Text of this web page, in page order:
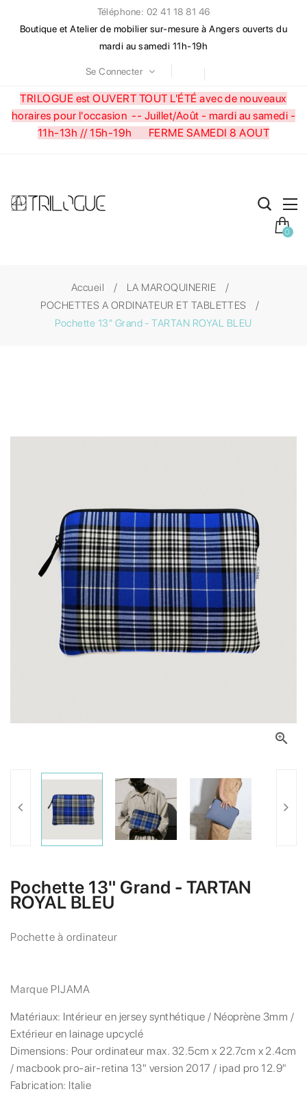
Téléphone: 02 41 18 81 46
Boutique et Atelier de mobilier sur-mesure à Angers ouverts du
mardi au samedi 11h-19h
Se Connecter
TRILOGUE est OUVERT TOUT L'ÉTÉ avec de nouveaux
horaires pour l'occasion -- Juillet/Août - mardi au samedi -
11h-13h // 15h-19h FERME SAMEDI 8 AOUT
0
Accueil
LA MAROQUINERIE
POCHETTES A ORDINATEUR ET TABLETTES
Pochette 13" Grand - TARTAN ROYAL BLEU

Pochette 13" Grand - TARTAN
ROYAL BLEU
Pochette à ordinateur
Marque PIJAMA
Matériaux: Intérieur en jersey synthétique / Néoprène 3mm /
Extérieur en lainage upcyclé
Dimensions: Pour ordinateur max. 32.5cm x 22.7cm x 2.4cm
/ macbook pro-air-retina 13" version 2017 / ipad pro 12.9"
Fabrication: Italie